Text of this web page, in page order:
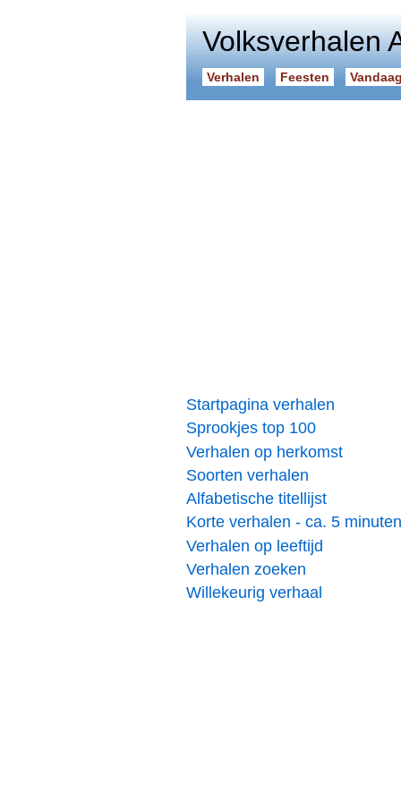
Volksverhalen
Verhalen Feesten
Startpagina verhalen
Sprookjes top 100
Verhalen op herkomst
Soorten verhalen
Alfabetische titellijst
Korte verhalen - ca. 5 minuten
Verhalen op leeftijd
Verhalen zoeken
Willekeurig verhaal